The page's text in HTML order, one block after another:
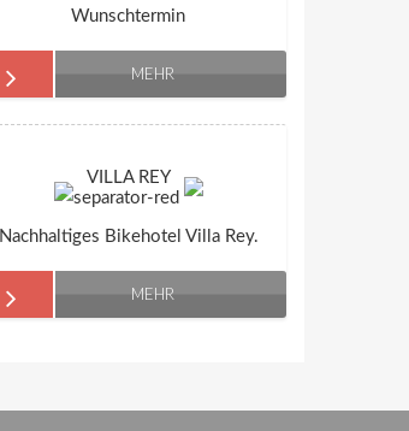
Wunschtermin
MEHR
VILLA REY
Nachhaltiges Bikehotel Villa Rey.
MEHR